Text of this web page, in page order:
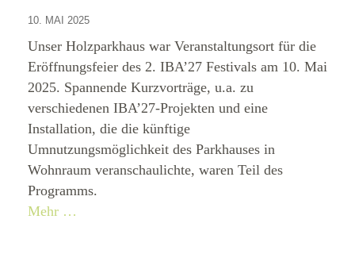
10. MAI 2025
Unser Holzparkhaus war Veranstaltungsort für die
Eröffnungsfeier des 2. IBA’27 Festivals am 10. Mai
2025. Spannende Kurzvorträge, u.a. zu
verschiedenen IBA’27-Projekten und eine
Installation, die die künftige
Umnutzungsmöglichkeit des Parkhauses in
Wohnraum veranschaulichte, waren Teil des
Programms.
Mehr …